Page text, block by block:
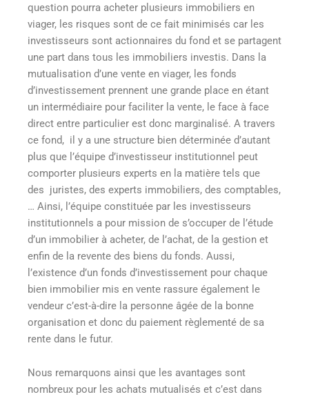
question pourra acheter plusieurs immobiliers en
viager, les risques sont de ce fait minimisés car les
investisseurs sont actionnaires du fond et se partagent
une part dans tous les immobiliers investis. Dans la
mutualisation d’une vente en viager, les fonds
d’investissement prennent une grande place en étant
un intermédiaire pour faciliter la vente, le face à face
direct entre particulier est donc marginalisé. A travers
ce fond, il y a une structure bien déterminée d’autant
plus que l’équipe d’investisseur institutionnel peut
comporter plusieurs experts en la matière tels que
des juristes, des experts immobiliers, des comptables,
… Ainsi, l’équipe constituée par les investisseurs
institutionnels a pour mission de s’occuper de l’étude
d’un immobilier à acheter, de l’achat, de la gestion et
enfin de la revente des biens du fonds. Aussi,
l’existence d’un fonds d’investissement pour chaque
bien immobilier mis en vente rassure également le
vendeur c’est-à-dire la personne âgée de la bonne
organisation et donc du paiement règlementé de sa
rente dans le futur.
Nous remarquons ainsi que les avantages sont
nombreux pour les achats mutualisés et c’est dans